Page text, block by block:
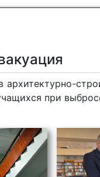
архитектурно-
при